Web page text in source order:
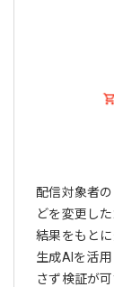
配信対象者
どを変更し
結果をもと
生成AIを活
さず検証が